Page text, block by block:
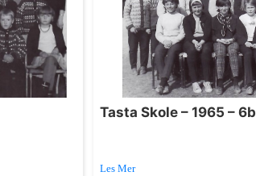
Tasta Skole – 1965 – 6b
Les Mer